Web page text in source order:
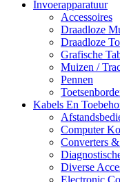
Invoerapparatuur
Accessoires
Draadloze
Draadloze
Grafische
Muizen /
Pennen
Kabels En
Computer
Converters
Diverse